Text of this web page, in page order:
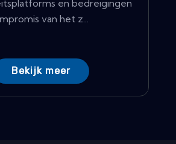
en bedreigingen
van het z...
Bekijk meer